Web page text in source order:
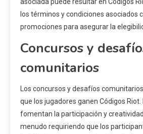
los términos y condiciones asociados
promociones para asegurar la
Concursos y
comunitarios
Los concursos y desafíos
que los jugadores ganen Códigos
fomentan la participación y
menudo requiriendo que los